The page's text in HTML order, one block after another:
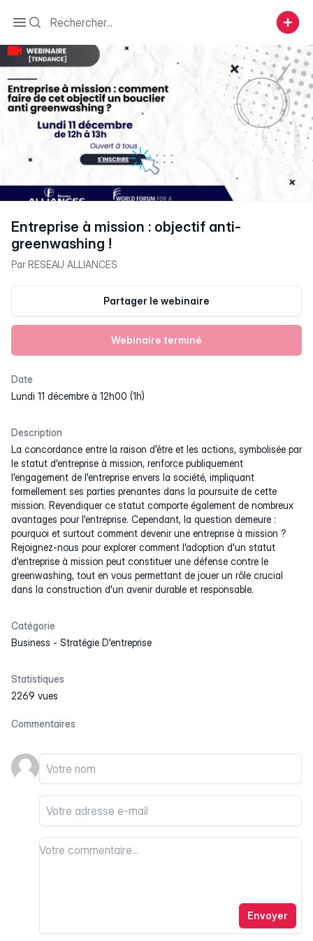
Open sidebar
Search
Entreprise à mission : objectif anti-
greenwashing !
ParRESEAU ALLIANCES
Partager le webinaire
Webinaire terminé
Date
lundi 11 décembre à 12h00 (1h)
Description
La concordance entre la raison d'être et les actions, symbolisée par
le statut d'entreprise à mission, renforce publiquement
l'engagement de l'entreprise envers la société, impliquant
formellement ses parties prenantes dans la poursuite de cette
mission. Revendiquer ce statut comporte également de nombreux
avantages pour l'entreprise. Cependant, la question demeure :
pourquoi et surtout comment devenir une entreprise à mission ?
Rejoignez-nous pour explorer comment l'adoption d'un statut
d'entreprise à mission peut constituer une défense contre le
greenwashing, tout en vous permettant de jouer un rôle crucial
dans la construction d'un avenir durable et responsable.
Catégorie
Business - Stratégie D'entreprise
Statistiques
2269 vues
Commentaires
Votre nom
Votre email
Votre commentaire
Votre commentaire
Envoyer